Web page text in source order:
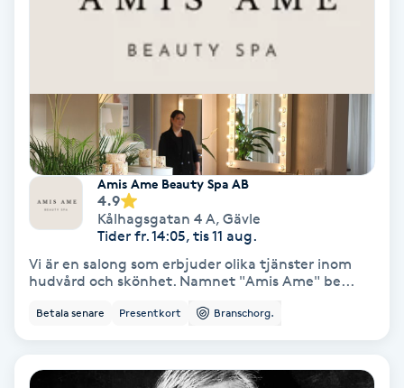
Hårbottenbehandling
Hårförlängning
Hårvård
Hälsa
Amis Ame Beauty Spa AB
4.9
Kålhagsgatan 4 A, Gävle
Tider fr. 14:05, tis 11 aug.
Vi är en salong som erbjuder olika tjänster inom
hudvård och skönhet. Namnet "Amis Ame" be...
Betala senare Presentkort Branschorg.